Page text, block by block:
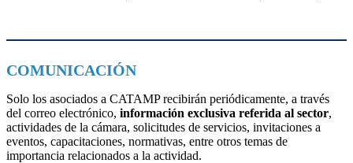
COMUNICACIÓN
Solo los asociados a CATAMP recibirán periódicamente, a través
del correo electrónico, información exclusiva referida al sector,
actividades de la cámara, solicitudes de servicios, invitaciones a
eventos, capacitaciones, normativas, entre otros temas de
importancia relacionados a la actividad.